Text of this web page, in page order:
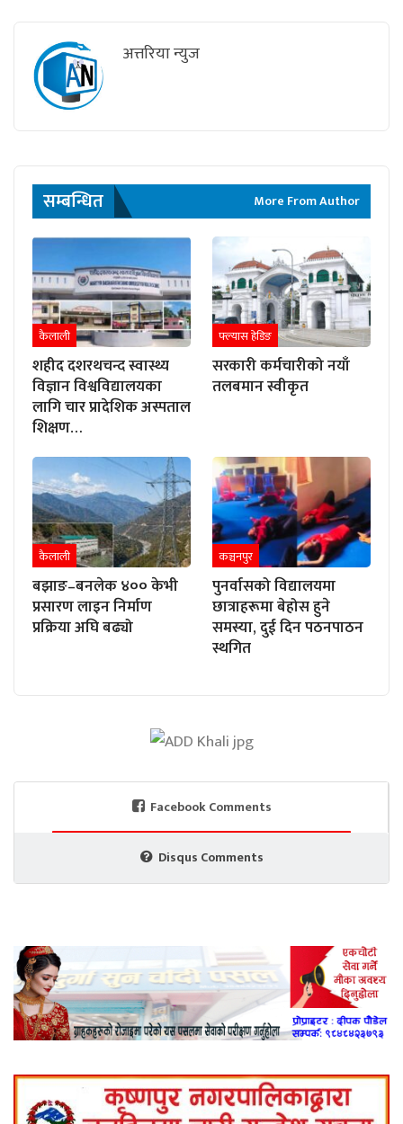
अत्तरिया न्युज
सम्बन्धित More From Author
कैलाली
शहीद दशरथचन्द स्वास्थ्य
विज्ञान विश्वविद्यालयका
लागि चार प्रादेशिक अस्पताल
शिक्षण…
फ्ल्यास हेडिङ
सरकारी कर्मचारीको नयाँ
तलबमान स्वीकृत
कैलाली
बझाङ–बनलेक ४०० केभी
प्रसारण लाइन निर्माण
प्रक्रिया अघि बढ्यो
कञ्चनपुर
पुनर्वासको विद्यालयमा
छात्राहरूमा बेहोस हुने
समस्या, दुई दिन पठनपाठन
स्थगित
Facebook Comments
Disqus Comments